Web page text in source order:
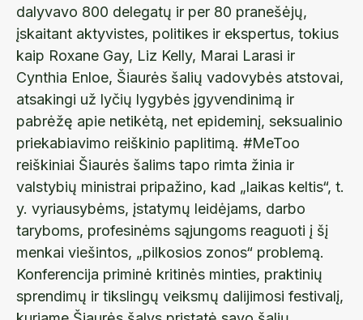
dalyvavo 800 delegatų ir per 80 pranešėjų,
įskaitant aktyvistes, politikes ir ekspertus, tokius
kaip Roxane Gay, Liz Kelly, Marai Larasi ir
Cynthia Enloe, Šiaurės šalių vadovybės atstovai,
atsakingi už lyčių lygybės įgyvendinimą ir
pabrėžę apie netikėtą, net epideminį, seksualinio
priekabiavimo reiškinio paplitimą. #MeToo
reiškiniai Šiaurės šalims tapo rimta žinia ir
valstybių ministrai pripažino, kad „laikas keltis“, t.
y. vyriausybėms, įstatymų leidėjams, darbo
taryboms, profesinėms sąjungoms reaguoti į šį
menkai viešintos, „pilkosios zonos“ problemą.
Konferencija priminė kritinės minties, praktinių
sprendimų ir tikslingų veiksmų dalijimosi festivalį,